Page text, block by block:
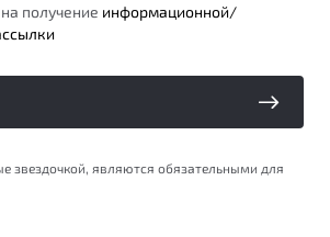
ТО
получение информационной/
звездочкой, являются обязательными для